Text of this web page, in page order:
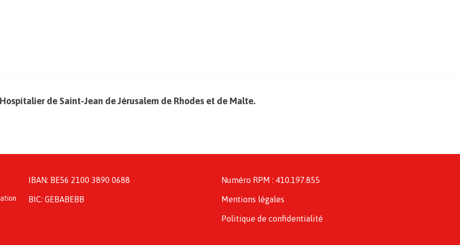
de Saint-Jean de Jérusalem de Rhodes et de Malte.
IBAN: BE56 2100 3890 0688
BIC: GEBABEBB
Numéro RPM : 410.197.855
Mentions légales
Politique de confidentialité